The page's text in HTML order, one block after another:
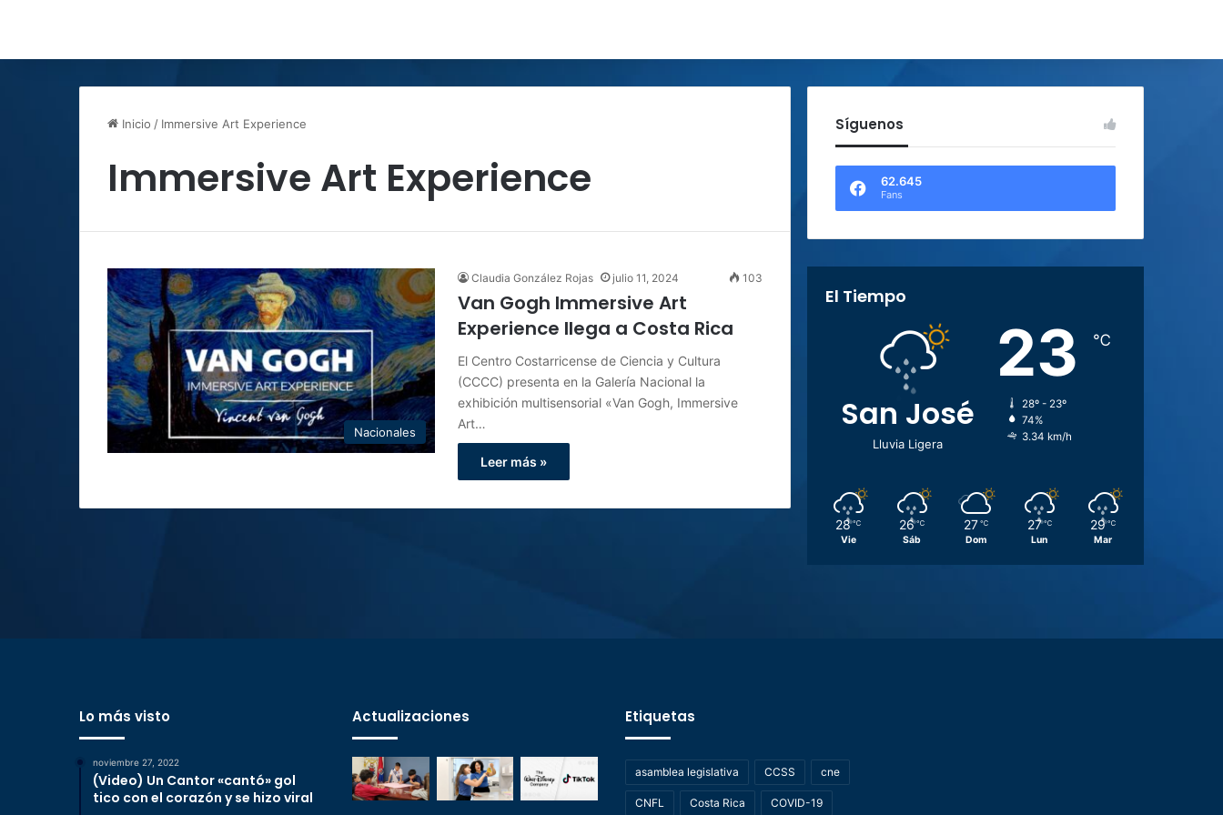
Inicio / Immersive Art Experience
Immersive Art Experience
Nacionales
Claudia González Rojas julio 11, 2024 103
Van Gogh Immersive Art
Experience llega a Costa Rica
El Centro Costarricense de Ciencia y Cultura
(CCCC) presenta en la Galería Nacional la
exhibición multisensorial «Van Gogh, Immersive
Art…
Leer más »
Síguenos
62.645
Fans
El Tiempo
San José
Lluvia Ligera
23 ℃
28º - 23º
74%
3.34 km/h
28 ℃
Vie
26 ℃
Sáb
27 ℃
Dom
27 ℃
Lun
29 ℃
Mar
Lo más visto
noviembre 27, 2022
(Video) Un Cantor «cantó» gol
tico con el corazón y se hizo viral
Actualizaciones Etiquetas
asamblea legislativa CCSS cne
CNFL Costa Rica COVID-19